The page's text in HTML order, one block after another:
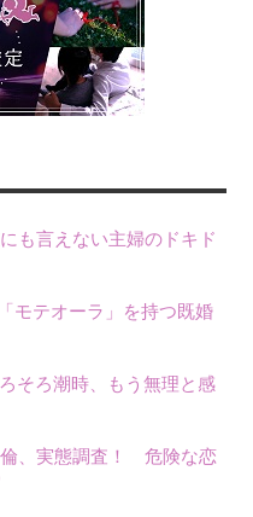
も言えない主婦のドキド
モテオーラ」を持つ既婚
そろ潮時、もう無理と感
、実態調査！ 危険な恋